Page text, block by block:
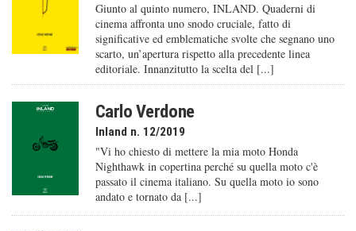
Giunto al quinto numero, INLAND. Quaderni di
cinema affronta uno snodo cruciale, fatto di
significative ed emblematiche svolte che segnano uno
scarto, un’apertura rispetto alla precedente linea
editoriale. Innanzitutto la scelta del [...]
Carlo Verdone
Inland n. 12/2019
"Vi ho chiesto di mettere la mia moto Honda
Nighthawk in copertina perché su quella moto c'è
passato il cinema italiano. Su quella moto io sono
andato e tornato da [...]